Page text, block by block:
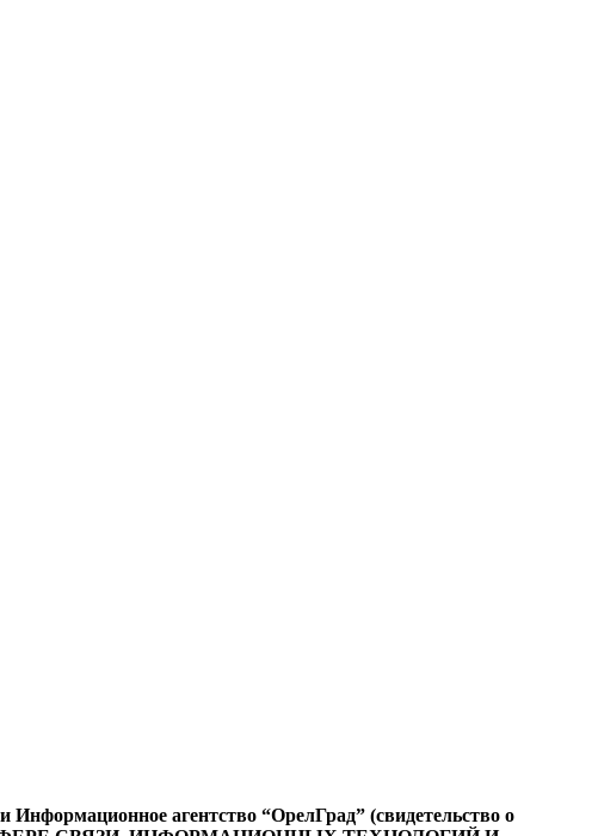
агентство “ОрелГрад” (свидетельство о